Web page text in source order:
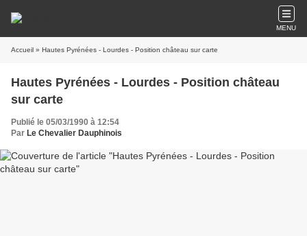
MENU
Accueil » Hautes Pyrénées - Lourdes - Position château sur carte
Hautes Pyrénées - Lourdes - Position château
sur carte
Publié le 05/03/1990 à 12:54
Par Le Chevalier Dauphinois